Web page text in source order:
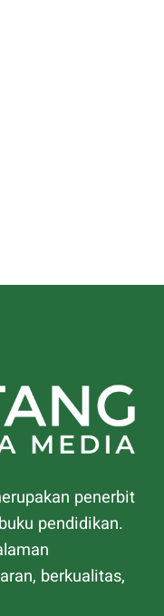
penerbit
pendidikan.
berkualitas,